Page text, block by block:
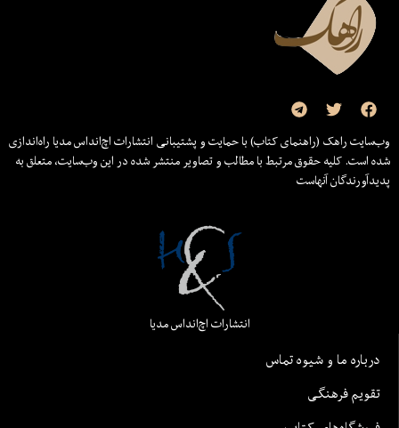
وب‌سایت راهک (راهنمای کتاب) با حمایت و پشتیبانی انتشارات اچ‌اند‌اس مدیا راه‌اندازی
شده است. کلیه حقوق مرتبط با مطالب و تصاویر منتشر شده در این وب‌سایت، متعلق به
پدیدآورندگان آنهاست
انتشارات اچ‌اند‌اس مدیا
درباره ما و شیوه تماس
تقویم فرهنگی